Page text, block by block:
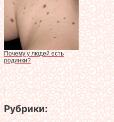
Почему у людей есть
родинки?
Рубрики: